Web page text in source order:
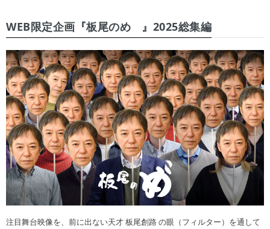
WEB限定企画『板尾のめ゙』2025総集編
注目舞台映像を、前に出ない天才 板尾創路 の眼（フィルター）を通して